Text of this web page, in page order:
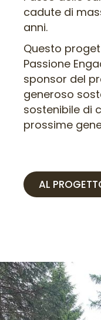
cadute di
anni.
Questo
Passione
sponsor del
generoso
sostenibile di
prossime
AL